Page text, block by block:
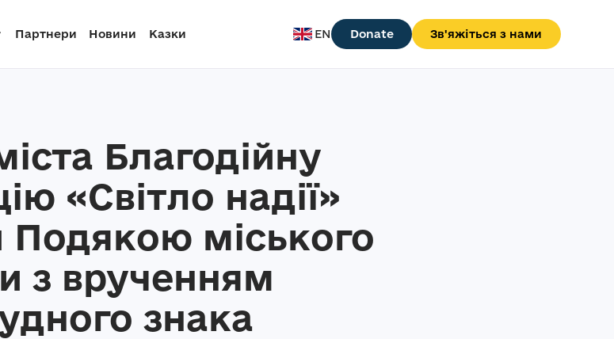
Партнери Новини Казки EN Donate Зв'яжіться з нами
Благодійну
«Світло надії»
Подякою міського
з врученням
знака